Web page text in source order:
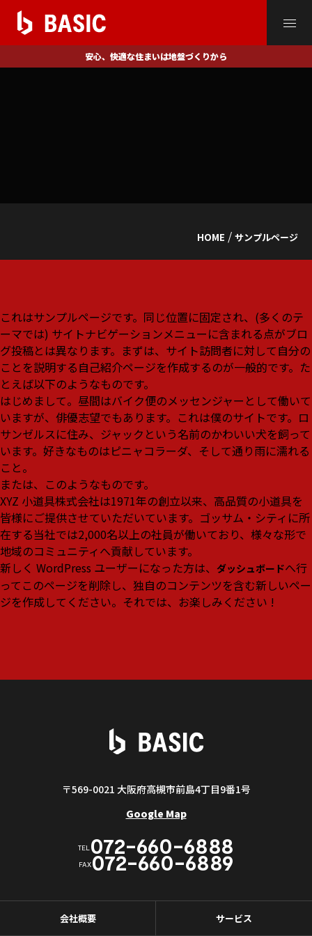
安心、快適な住まいは地盤づくりから
HOME / サンプルページ
これはサンプルページです。同じ位置に固定され、(多くのテ
ーマでは) サイトナビゲーションメニューに含まれる点がブロ
グ投稿とは異なります。まずは、サイト訪問者に対して自分の
ことを説明する自己紹介ページを作成するのが一般的です。た
とえば以下のようなものです。
はじめまして。昼間はバイク便のメッセンジャーとして働いて
いますが、俳優志望でもあります。これは僕のサイトです。ロ
サンゼルスに住み、ジャックという名前のかわいい犬を飼って
います。好きなものはピニャコラーダ、そして通り雨に濡れる
こと。
または、このようなものです。
XYZ 小道具株式会社は1971年の創立以来、高品質の小道具を
皆様にご提供させていただいています。ゴッサム・シティに所
在する当社では2,000名以上の社員が働いており、様々な形で
地域のコミュニティへ貢献しています。
新しく WordPress ユーザーになった方は、 ダッシュボードへ行
ってこのページを削除し、独自のコンテンツを含む新しいペー
ジを作成してください。それでは、お楽しみください !
〒569-0021 大阪府高槻市前島4丁目9番1号
Google Map
TEL 072-660-6888
FAX072-660-6889
会社概要 サービス